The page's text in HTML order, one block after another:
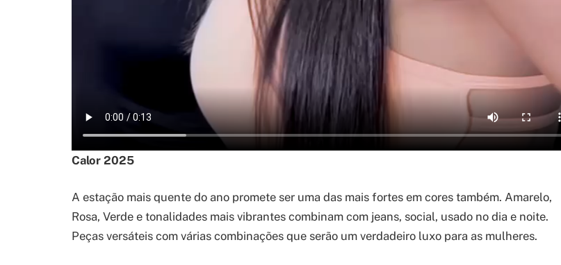
Calor 2025
A estação mais quente do ano promete ser uma das mais fortes em cores também. Amarelo,
Rosa, Verde e tonalidades mais vibrantes combinam com jeans, social, usado no dia e noite.
Peças versáteis com várias combinações que serão um verdadeiro luxo para as mulheres.